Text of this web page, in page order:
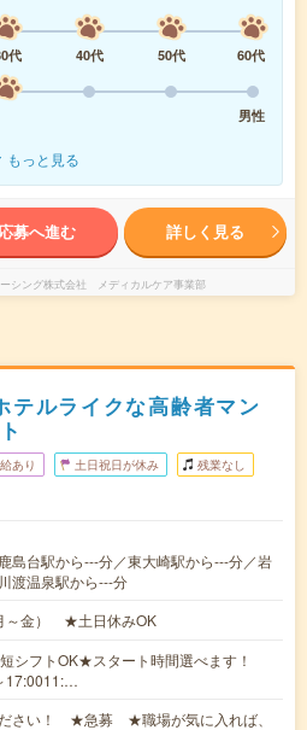
代 40代 50代
60代
男性
もっと見る
応募へ進む 詳しく見る
シング株式会社 メディカルケア事業部
テルライクな高齢者マン
あり 土日祝日が休み 残業なし
島台駅から---分／東大崎駅から---分／岩
渡温泉駅から---分
～金） ★土日休みOK
シフトOK★スタート時間選べます！
17:0011:…
さい！ ★急募 ★職場が気に入れば、